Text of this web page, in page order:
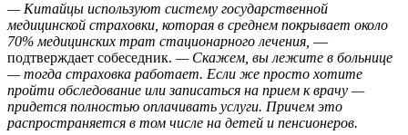
— Китайцы используют систему государственной
медицинской страховки, которая в среднем покрывает около
70% медицинских трат стационарного лечения, —
подтверждает собеседник. — Скажем, вы лежите в больнице
— тогда страховка работает. Если же просто хотите
пройти обследование или записаться на прием к врачу —
придется полностью оплачивать услуги. Причем это
распространяется в том числе на детей и пенсионеров.